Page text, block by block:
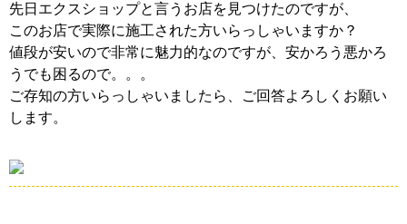
先日エクスショップと言うお店を見つけたのですが、
このお店で実際に施工された方いらっしゃいますか？
値段が安いので非常に魅力的なのですが、安かろう悪かろ
うでも困るので。。。
ご存知の方いらっしゃいましたら、ご回答よろしくお願い
します。